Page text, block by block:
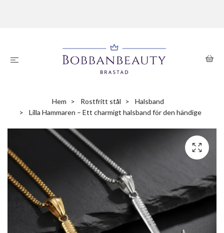
Hem Rostfritt stål
Halsband
Lilla Hammaren – Ett charmigt halsband för den händige